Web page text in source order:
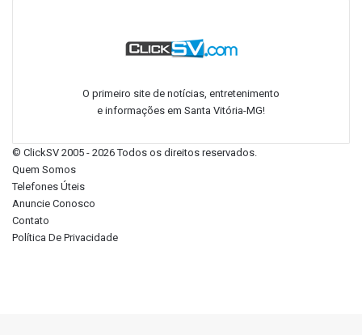
O primeiro site de notícias, entretenimento
e informações em Santa Vitória-MG!
© ClickSV 2005 - 2026 Todos os direitos reservados.
Quem Somos
Telefones Úteis
Anuncie Conosco
Contato
Política De Privacidade